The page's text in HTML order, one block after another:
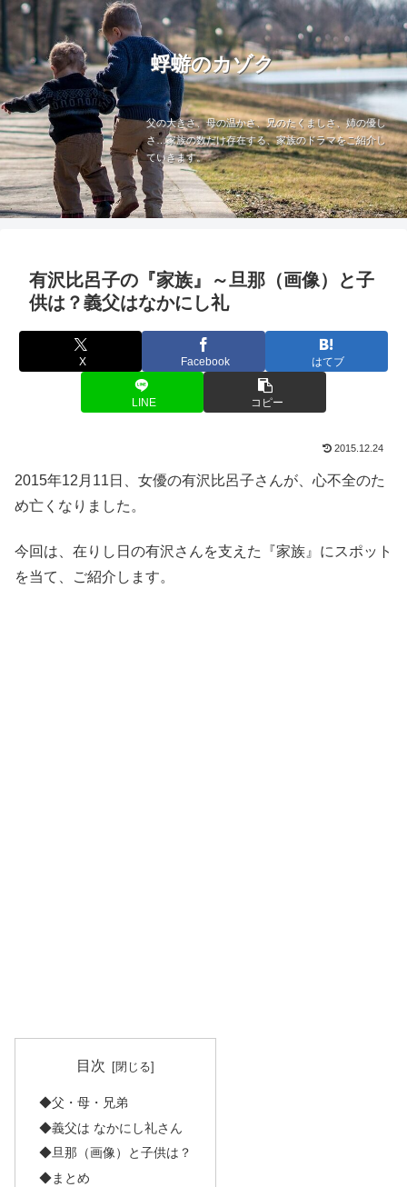
蜉蝣のカゾク
父の大きさ、母の温かさ、兄のたくましさ、姉の優し
さ…家族の数だけ存在する、家族のドラマをご紹介し
ていきます。
有沢比呂子の『家族』～旦那（画像）と子
供は？義父はなかにし礼
X Facebook はてブ
LINE コピー
2015.12.24
2015年12月11日、女優の有沢比呂子さんが、心不全のた
め亡くなりました。
今回は、在りし日の有沢さんを支えた『家族』にスポット
を当て、ご紹介します。
目次
◆父・母・兄弟
◆義父は なかにし礼さん
◆旦那（画像）と子供は？
◆まとめ